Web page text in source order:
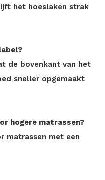
het hoeslaken strak
de bovenkant van het
sneller opgemaakt
hogere matrassen?
matrassen met een